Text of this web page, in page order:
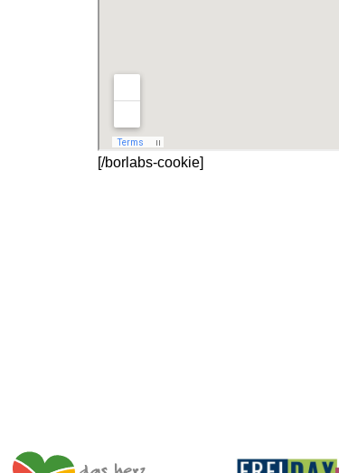
[/borlabs-cookie]